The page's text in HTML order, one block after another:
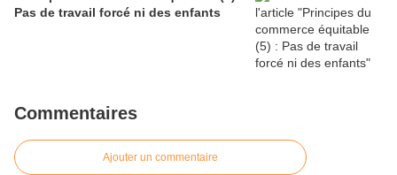
Pas de travail forcé ni des enfants
Commentaires
Ajouter un commentaire